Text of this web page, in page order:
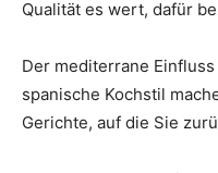
Qualität es wert, dafür
Der mediterrane
spanische Kochstil
Gerichte, auf die Sie